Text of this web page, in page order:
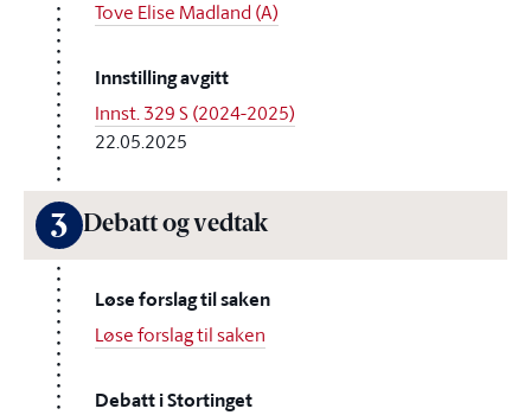
Tove Elise Madland (A)
Innstilling avgitt
Innst. 329 S (2024-2025)
22.05.2025
3 Debatt og vedtak
Løse forslag til saken
Løse forslag til saken
Debatt i Stortinget